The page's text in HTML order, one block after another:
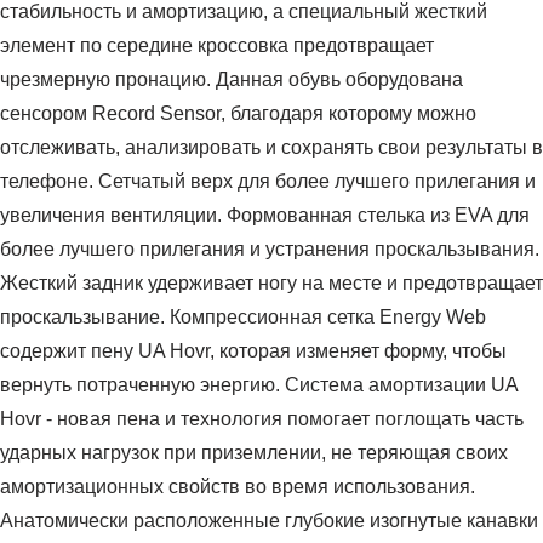
стабильность и амортизацию, а специальный жесткий
элемент по середине кроссовка предотвращает
чрезмерную пронацию. Данная обувь оборудована
сенсором Record Sensor, благодаря которому можно
отслеживать, анализировать и сохранять свои результаты в
телефоне. Сетчатый верх для более лучшего прилегания и
увеличения вентиляции. Формованная стелька из EVA для
более лучшего прилегания и устранения проскальзывания.
Жесткий задник удерживает ногу на месте и предотвращает
проскальзывание. Компрессионная сетка Energy Web
содержит пену UA Hovr, которая изменяет форму, чтобы
вернуть потраченную энергию. Система амортизации UA
Hovr - новая пена и технология помогает поглощать часть
ударных нагрузок при приземлении, не теряющая своих
амортизационных свойств во время использования.
Анатомически расположенные глубокие изогнутые канавки